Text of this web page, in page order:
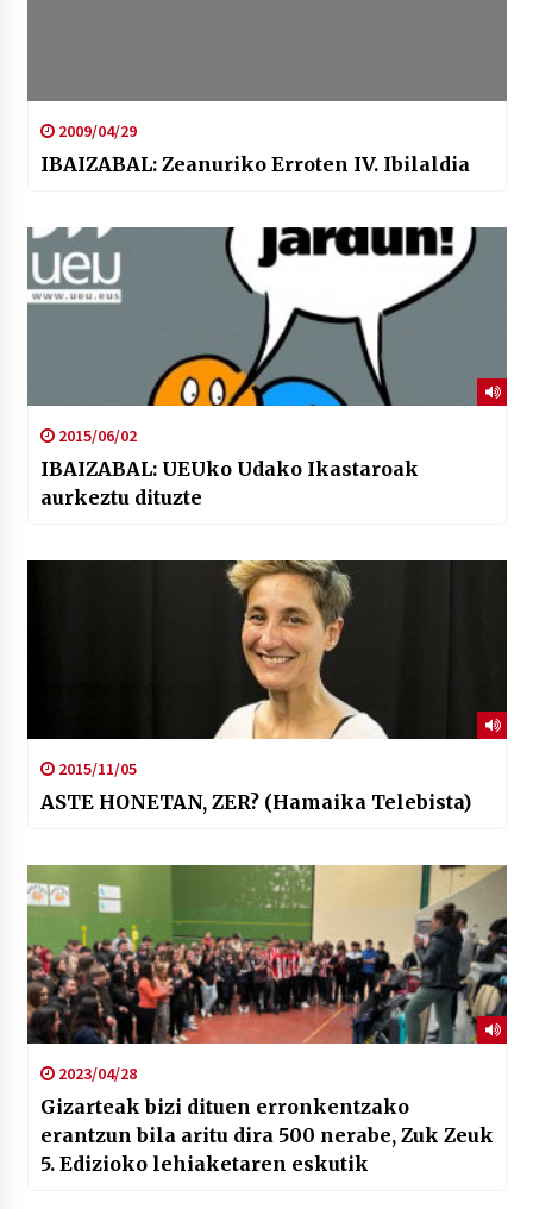
2009/04/29
IBAIZABAL: Zeanuriko Erroten IV. Ibilaldia
2015/06/02
IBAIZABAL: UEUko Udako Ikastaroak
aurkeztu dituzte
2015/11/05
ASTE HONETAN, ZER? (Hamaika Telebista)
2023/04/28
Gizarteak bizi dituen erronkentzako
erantzun bila aritu dira 500 nerabe, Zuk Zeuk
5. Edizioko lehiaketaren eskutik